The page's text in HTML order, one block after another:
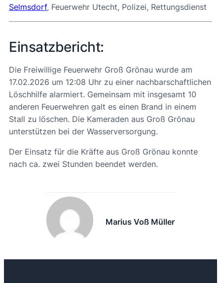
Selmsdorf, Feuerwehr Utecht, Polizei, Rettungsdienst
Einsatzbericht:
Die Freiwillige Feuerwehr Groß Grönau wurde am
17.02.2026 um 12:08 Uhr zu einer nachbarschaftlichen
Löschhilfe alarmiert. Gemeinsam mit insgesamt 10
anderen Feuerwehren galt es einen Brand in einem
Stall zu löschen. Die Kameraden aus Groß Grönau
unterstützen bei der Wasserversorgung.
Der Einsatz für die Kräfte aus Groß Grönau konnte
nach ca. zwei Stunden beendet werden.
Marius Voß Müller